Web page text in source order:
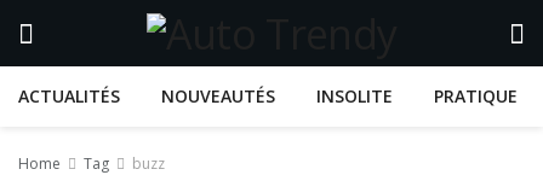
ACTUALITÉS NOUVEAUTÉS INSOLITE PRATIQUE
Home Tag buzz